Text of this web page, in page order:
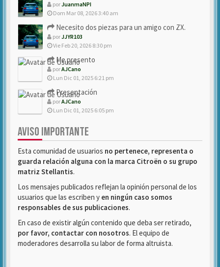
porJuanmaNPI
Dom Mar 08, 2026 3:40 am
Necesito dos piezas para un amigo con ZX.
porJJYR103
Vie Feb 20, 2026 8:30 pm
Me presento
porAJCano
Lun Dic 01, 2025 6:21 pm
Presentación
porAJCano
Lun Dic 01, 2025 6:05 pm
AVISO IMPORTANTE
Esta comunidad de usuarios no pertenece, representa o
guarda relación alguna con la marca Citroën o su grupo
matriz Stellantis.
Los mensajes publicados reflejan la opinión personal de los
usuarios que las escriben y en ningún caso somos
responsables de sus publicaciones.
En caso de existir algún contenido que deba ser retirado,
por favor, contactar con nosotros. El equipo de
moderadores desarrolla su labor de forma altruista.